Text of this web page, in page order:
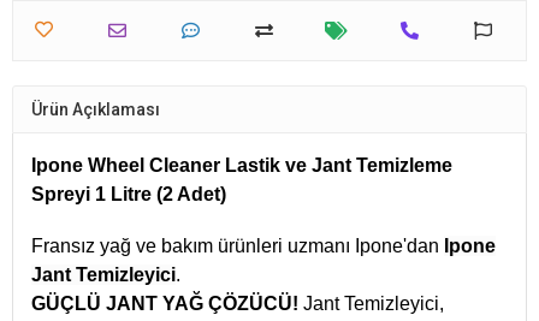
Ürün Açıklaması
Ipone Wheel Cleaner Lastik ve Jant Temizleme
Spreyi 1 Litre (2 Adet)
Fransız yağ ve bakım ürünleri uzmanı Ipone'dan Ipone
Jant Temizleyici.
GÜÇLÜ JANT YAĞ ÇÖZÜCÜ! Jant Temizleyici,